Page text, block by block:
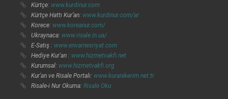
Kürtçe: www.kurdinur.com
Kürtçe Hattı Kur’an: www.kurdinur.com/ar
Korece: www.koreanur.com/
Ukraynaca: www.risale.in.ua/
E-Satış : www.envarnesriyat.com
Hediye Kur'an : www.hizmetvakfi.net
Kurumsal: www.hizmetvakfi.org
Kur'an ve Risale Portalı: www.kuranikerim.net.tr
Risale-i Nur Okuma: Risale Oku